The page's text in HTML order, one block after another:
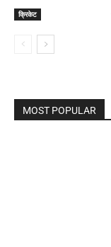
क्रिकेट
MOST POPULAR